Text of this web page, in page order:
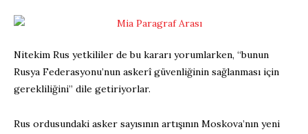
Nitekim Rus yetkililer de bu kararı yorumlarken, “bunun
Rusya Federasyonu’nun askerî güvenliğinin sağlanması için
gerekliliğini” dile getiriyorlar.
Rus ordusundaki asker sayısının artışının Moskova’nın yeni